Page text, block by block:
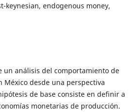
keynesian, endogenous money,
un análisis del comportamiento de
México desde una perspectiva
de base consiste en definir a
monetarias de producción.